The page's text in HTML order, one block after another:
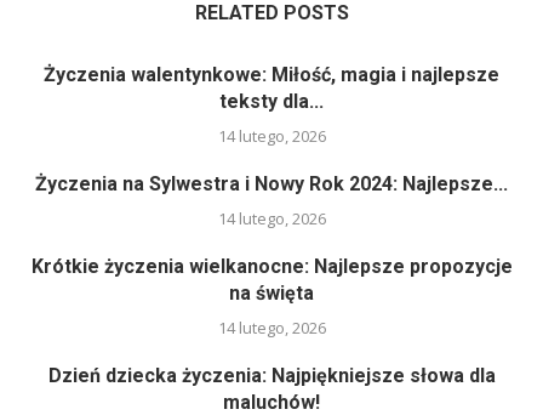
RELATED POSTS
Życzenia walentynkowe: Miłość, magia i najlepsze
teksty dla...
14 lutego, 2026
Życzenia na Sylwestra i Nowy Rok 2024: Najlepsze...
14 lutego, 2026
Krótkie życzenia wielkanocne: Najlepsze propozycje
na święta
14 lutego, 2026
Dzień dziecka życzenia: Najpiękniejsze słowa dla
maluchów!